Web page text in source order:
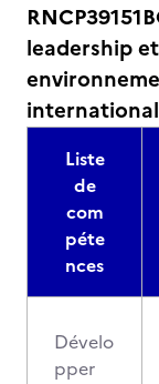
leadership
international
Liste
de
com
péte
nces
Dévelo
pper